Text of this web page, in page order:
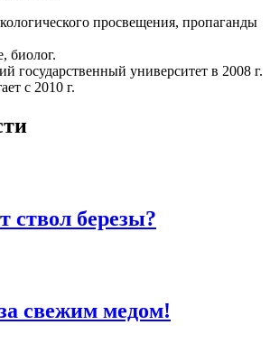
просвещения, пропаганды
биолог.
государственный университет в 2008 г.
с 2010 г.
ствол березы?
свежим медом!